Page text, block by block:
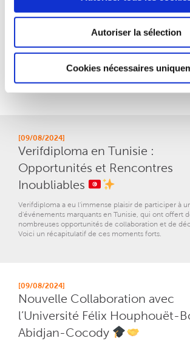
Autoriser la sélection
Cookies nécessaires
Renforcer la Mobilité
Notre Engagement à l’EAIE et
!
Verifdiploma participe à l'EIAE 2024 : La plus
internationale de l'Enseignement Supérieur en
[09/08/2024]
Verifdiploma en Tunisie :
Opportunités et Rencontres
Inoubliables
Verifdiploma a eu l'immense plaisir de participer à
d'événements marquants en Tunisie, qui ont offert
nombreuses opportunités de collaboration et de
Voici un récapitulatif de ces moments forts.
[09/08/2024]
Nouvelle Collaboration avec
l’Université Félix Houphouët-
Abidjan-Cocody